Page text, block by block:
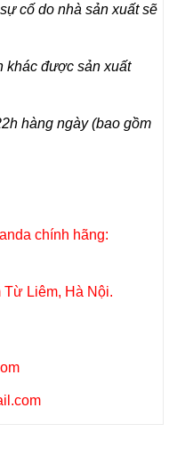
cố do nhà sản xuất sẽ
khác được sản xuất
hàng ngày (bao gồm
chính hãng:
Liêm, Hà Nội.